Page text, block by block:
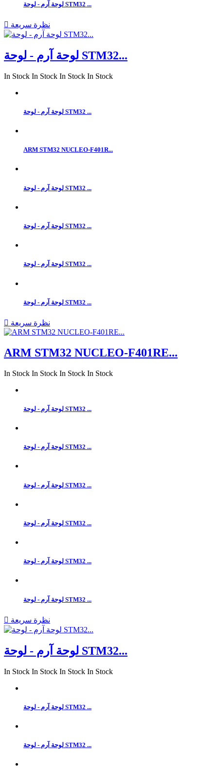
لوحة آرم - لوحة STM32 ...
 نظرة سريعة
لوحة آرم - لوحة STM32...
In Stock In Stock In Stock In Stock
لوحة آرم - لوحة STM32 ...
ARM STM32 NUCLEO-F401R...
لوحة آرم - لوحة STM32 ...
لوحة آرم - لوحة STM32 ...
لوحة آرم - لوحة STM32 ...
لوحة آرم - لوحة STM32 ...
 نظرة سريعة
ARM STM32 NUCLEO-F401RE...
In Stock In Stock In Stock In Stock
لوحة آرم - لوحة STM32 ...
لوحة آرم - لوحة STM32 ...
لوحة آرم - لوحة STM32 ...
لوحة آرم - لوحة STM32 ...
لوحة آرم - لوحة STM32 ...
لوحة آرم - لوحة STM32 ...
 نظرة سريعة
لوحة آرم - لوحة STM32...
In Stock In Stock In Stock In Stock
لوحة آرم - لوحة STM32 ...
لوحة آرم - لوحة STM32 ...